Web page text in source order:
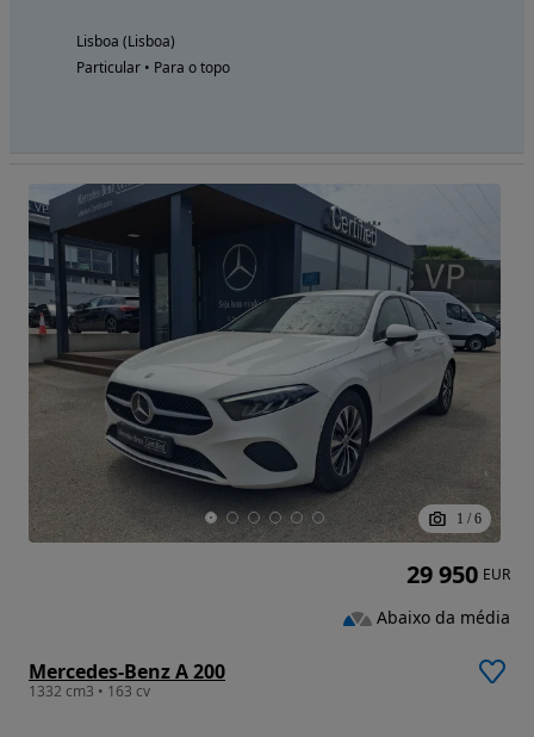
Lisboa (Lisboa)
Particular • Para o topo
1 / 6
Mercedes-Benz A 200
1332 cm3 • 163 cv
29 950 EUR
Abaixo da média